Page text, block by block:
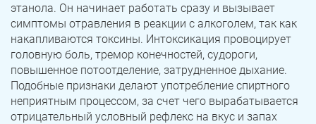
этанола. Он начинает работать сразу и вызывает
симптомы отравления в реакции с алкоголем, так как
накапливаются токсины. Интоксикация провоцирует
головную боль, тремор конечностей, судороги,
повышенное потоотделение, затрудненное дыхание.
Подобные признаки делают употребление спиртного
неприятным процессом, за счет чего вырабатывается
отрицательный условный рефлекс на вкус и запах